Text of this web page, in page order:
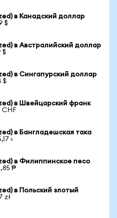
в Канадский доллар
$
в Австралийский доллар
$
в Сингапурский доллар
$
в Швейцарский франк
CHF
в Бангладешская така
৳
в Филиппинское песо
₱
в Польский злотый
zł